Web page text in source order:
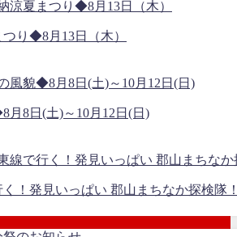
り◆8月13日（木）
月8日(土)～10月12日(日)
く！発見いっぱい 郡山まちなか探検隊